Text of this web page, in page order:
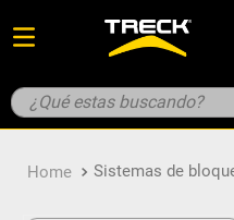
¿Qué estas buscando?
Sistemas de 1.